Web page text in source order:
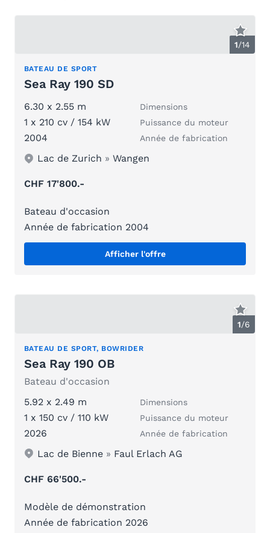
1/14
BATEAU DE SPORT
Sea Ray 190 SD
6.30 x 2.55 m Dimensions
1 x 210 cv / 154 kW Puissance du moteur
2004 Année de fabrication
Lac de Zurich »Wangen
CHF 17'800.-
Bateau d'occasion
Année de fabrication 2004
Afficher l'offre
1/6
BATEAU DE SPORT, BOWRIDER
Sea Ray 190 OB
Bateau d'occasion
5.92 x 2.49 m
Dimensions
1 x 150 cv / 110 kW Puissance du moteur
2026 Année de fabrication
Lac de Bienne » Faul Erlach AG
CHF 66'500.-
Modèle de démonstration
Année de fabrication 2026